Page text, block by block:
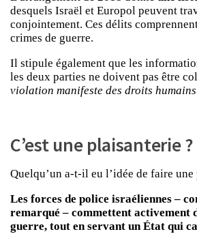
desquels Israël et Europol peuvent
conjointement. Ces délits
crimes de guerre.
Il stipule également que les
les deux parties ne doivent pas être
violation manifeste des droits
C’est une plaisanterie ?
Quelqu’un a-t-il eu l’idée de faire une
Les forces de police israéliennes –
remarqué – commettent activement
guerre, tout en servant un État qui